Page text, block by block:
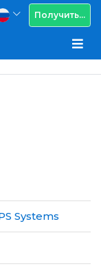
Получить...
Systems